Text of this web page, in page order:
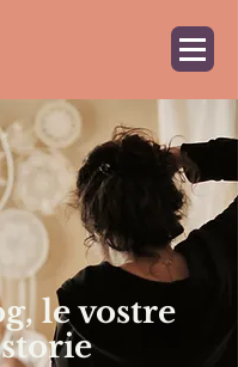
le vostre
storie